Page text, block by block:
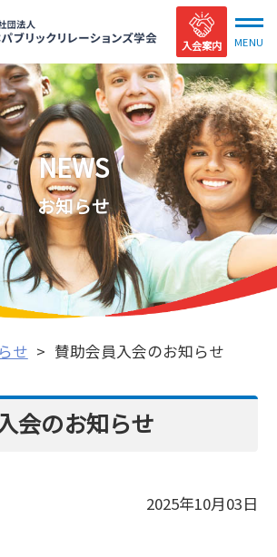
入会案内
NEWS
お知らせ
せ > 賛助会員入会のお知らせ
会のお知らせ
2025年10月03日